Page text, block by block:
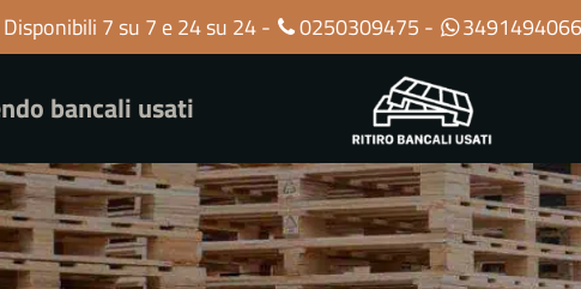
Disponibili 7 su 7 e 24 su 24 - 0250309475 - 3491494066
bancali usati